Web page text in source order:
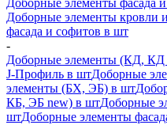
Доборные элементы фасада
Доборные элементы кровли
фасада и софитов в шт
-
Доборные элементы (КД,
J-Профиль в штДоборные
элементы (БХ, ЭБ) в шт
КБ, ЭБ new) в штДоборные
штДоборные элементы